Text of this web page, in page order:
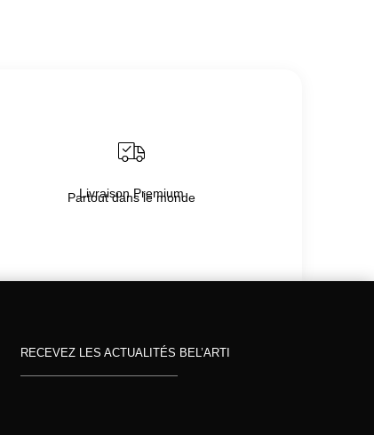
Livraison Premium
Partout dans le monde
RECEVEZ LES ACTUALITÉS BEL’ARTI